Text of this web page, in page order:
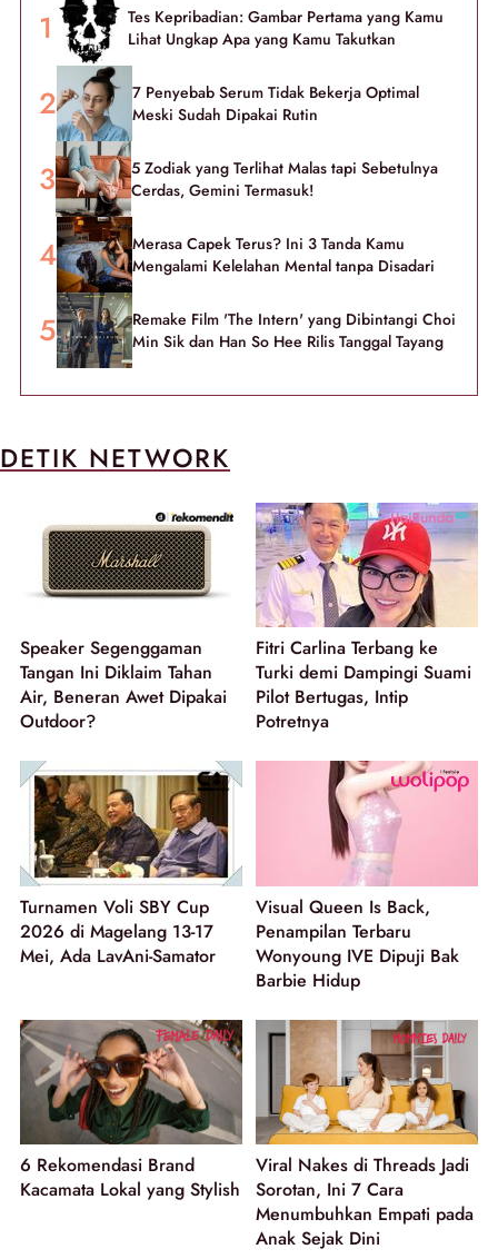
Tes Kepribadian: Gambar Pertama yang Kamu
Lihat Ungkap Apa yang Kamu Takutkan
7 Penyebab Serum Tidak Bekerja Optimal
Meski Sudah Dipakai Rutin
5 Zodiak yang Terlihat Malas tapi Sebetulnya
Cerdas, Gemini Termasuk!
Merasa Capek Terus? Ini 3 Tanda Kamu
Mengalami Kelelahan Mental tanpa Disadari
Remake Film 'The Intern' yang Dibintangi Choi
Min Sik dan Han So Hee Rilis Tanggal Tayang
DETIK NETWORK
Speaker Segenggaman
Tangan Ini Diklaim Tahan
Air, Beneran Awet Dipakai
Outdoor?
Fitri Carlina Terbang ke
Turki demi Dampingi Suami
Pilot Bertugas, Intip
Potretnya
Turnamen Voli SBY Cup
2026 di Magelang 13-17
Mei, Ada LavAni-Samator
Visual Queen Is Back,
Penampilan Terbaru
Wonyoung IVE Dipuji Bak
Barbie Hidup
6 Rekomendasi Brand
Kacamata Lokal yang Stylish
Viral Nakes di Threads Jadi
Sorotan, Ini 7 Cara
Menumbuhkan Empati pada
Anak Sejak Dini